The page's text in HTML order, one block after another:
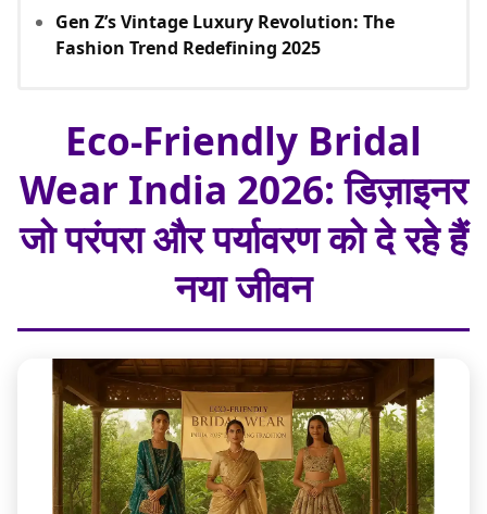
Gen Z’s Vintage Luxury Revolution: The
Fashion Trend Redefining 2025
Eco-Friendly Bridal
Wear India 2026: डिज़ाइनर
जो परंपरा और पर्यावरण को दे रहे हैं
नया जीवन